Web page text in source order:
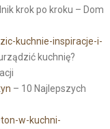
krok po kroku – Dom
kuchnie-inspiracje-i-
kuchnię?
– 10 Najlepszych
w-kuchni-